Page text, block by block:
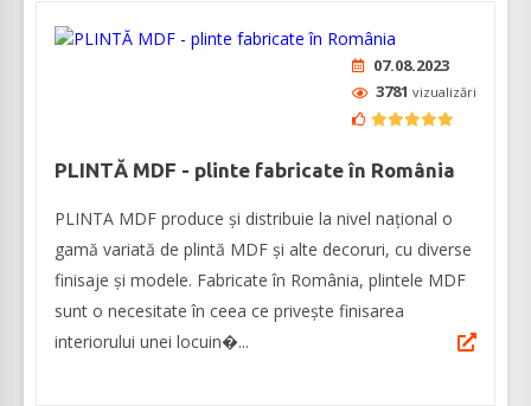
07.08.2023
3781 vizualizări
PLINTĂ MDF - plinte fabricate în România
PLINTA MDF produce și distribuie la nivel național o
gamă variată de plintă MDF și alte decoruri, cu diverse
finisaje și modele. Fabricate în România, plintele MDF
sunt o necesitate în ceea ce privește finisarea
interiorului unei locuin�...